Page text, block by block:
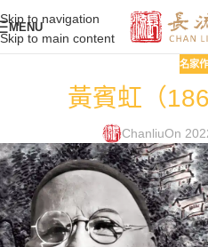
Skip to navigation
Skip to main content
MENU
名家
黃賓虹（
ChanliuOn